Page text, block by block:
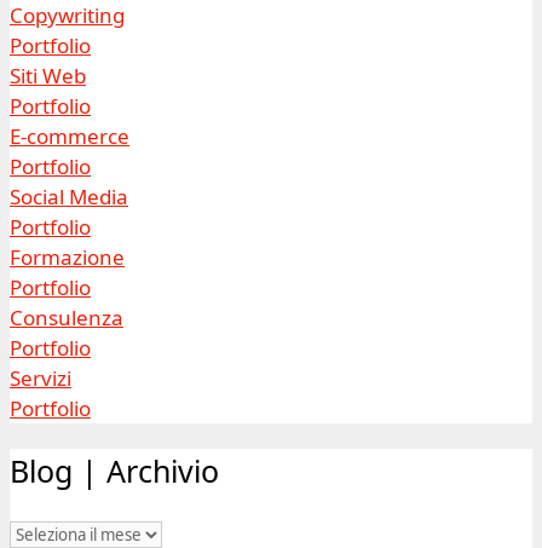
Copywriting
Portfolio
Siti Web
Portfolio
E-commerce
Portfolio
Social Media
Portfolio
Formazione
Portfolio
Consulenza
Portfolio
Servizi
Portfolio
Blog | Archivio
Blog